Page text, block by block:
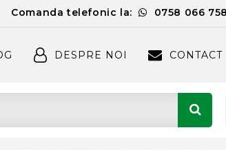
Comanda telefonic la: 0758 066 758
DESPRE NOI CONTACT